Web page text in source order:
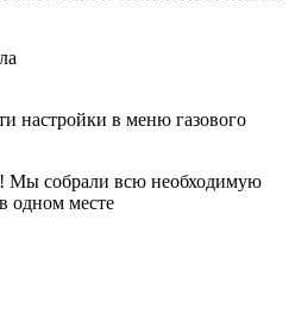
настройки в меню газового
Мы собрали всю необходимую
одном месте